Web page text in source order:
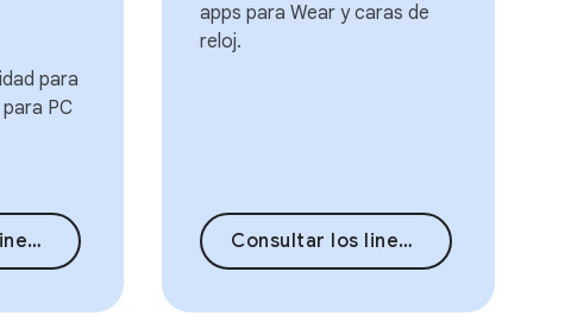
para
PC
apps para Wear y caras de
reloj.
Consultar los lineamientos